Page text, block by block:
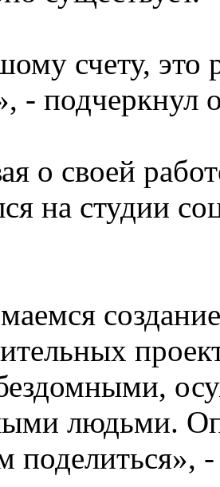
счету, это
- подчеркнул
о своей
на студии
людьми.
поделиться»,